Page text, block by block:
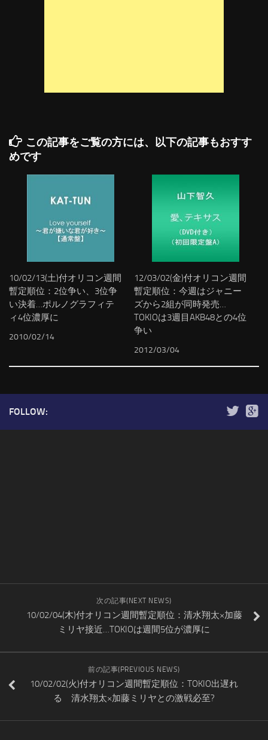
この記事をご覧の方には、以下の記事もおすす
めです
10/02/13(土)付オリコン週間
暫定順位：2位争い、3位争
い決着…ポルノグラフィテ
ィ4位濃厚に
2010/02/14
12/03/02(金)付オリコン週間
暫定順位：今週はジャニー
ズから2組が同時発売…
TOKIOは3週目AKB48との4位
争い
2012/03/04
FOLLOW:
次の記事(NEXT NEWS)
10/02/04(木)付オリコン週間暫定順位：清水翔太×加藤
ミリヤ接近…TOKIOは週間5位が濃厚に
前の記事(PREVIOUS NEWS)
10/02/02(火)付オリコン週間暫定順位：TOKIO出遅れ
る 清水翔太×加藤ミリヤとの激戦必至?